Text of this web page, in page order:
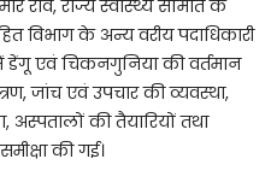
रवि, राज्य स्वास्थ्य समिति के
विभाग के अन्य वरीय पदाधिकारी
डेंगू एवं चिकनगुनिया की वर्तमान
जांच एवं उपचार की व्यवस्था,
की तैयारियों तथा
की गई।